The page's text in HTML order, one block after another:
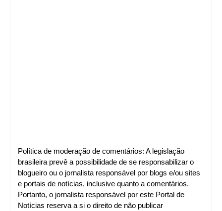
Política de moderação de comentários: A legislação
brasileira prevê a possibilidade de se responsabilizar o
blogueiro ou o jornalista responsável por blogs e/ou sites
e portais de notícias, inclusive quanto a comentários.
Portanto, o jornalista responsável por este Portal de
Notícias reserva a si o direito de não publicar